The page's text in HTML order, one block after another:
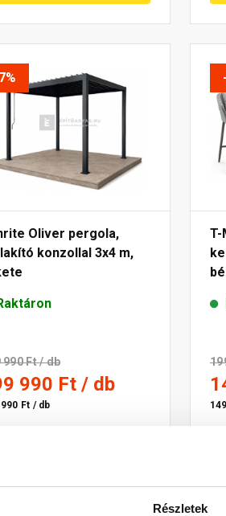
Részletek
Oliver pergola,
konzollal 3x4 m,
990 Ft/ db
990 Ft / db
Ft / db
T-